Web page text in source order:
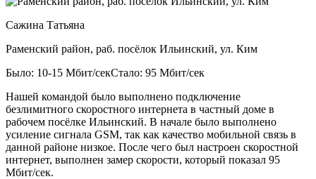
Сажина Татьяна
Раменский район, раб. посёлок Ильинский, ул. Ким
Было: 10-15 Мбит/секСтало: 95 Мбит/сек
Нашей командой было выполнено подключение
безлимитного скоростного интернета в частный доме в
рабочем посёлке Ильинский. В начале было выполнено
усиление сигнала GSM, так как качество мобильной связь в
данной районе низкое. После чего был настроен скоростной
интернет, выполнен замер скорости, который показал 95
Мбит/сек.